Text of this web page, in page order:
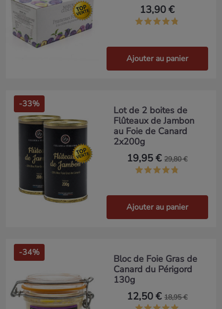
13,90 €
Ajouter au panier
Lot de 2 boites de
Flûteaux de Jambon
au Foie de Canard
2x200g
19,95 € 29,80 €
Ajouter au panier
-33%
Bloc de Foie Gras de
Canard du Périgord
130g
12,50 € 18,95 €
-34%